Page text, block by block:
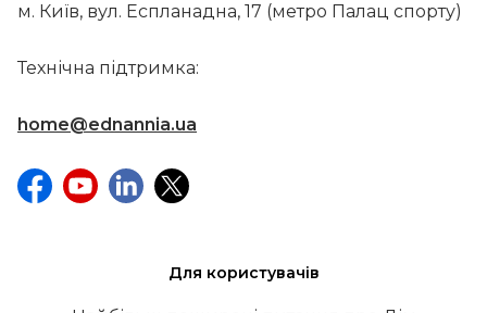
м. Київ, вул. Еспланадна, 17 (метро Палац спорту)
Технічна підтримка:
home@ednannia.ua
Для користувачів